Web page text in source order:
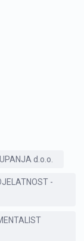
d.o.o.
-